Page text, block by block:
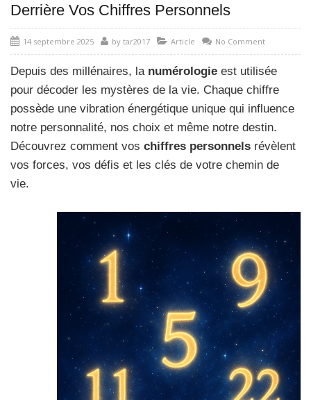
Derrière Vos Chiffres Personnels
14 septembre 2025 by tar2017 Article No Comment
Depuis des millénaires, la numérologie est utilisée
pour décoder les mystères de la vie. Chaque chiffre
possède une vibration énergétique unique qui influence
notre personnalité, nos choix et même notre destin.
Découvrez comment vos chiffres personnels révèlent
vos forces, vos défis et les clés de votre chemin de
vie.